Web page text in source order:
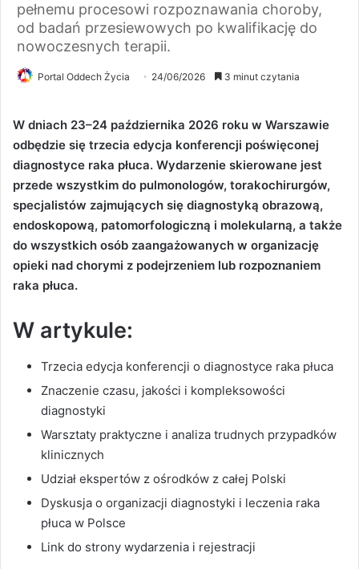
pełnemu procesowi rozpoznawania choroby,
od badań przesiewowych po kwalifikację do
nowoczesnych terapii.
Portal Oddech Życia 24/06/2026 3 minut czytania
W artykule:
Konferencja poświęcona
całej ścieżce
diagnostycznej raka
płuca
Warsztaty, wykłady i
trudne przypadki
diagnostyczne
Diagnostyka jako
leczenia
opieki nad chorymi na
raka płuca
Zaproszenie dla
pulmonologów,
torakochirurgów i
zainteresowanych
diagnostyką raka płuca
Miejsce i rejestracja
W dniach 23–24 października 2026 roku w Warszawie
odbędzie się trzecia edycja konferencji poświęconej
diagnostyce raka płuca. Wydarzenie skierowane jest
przede wszystkim do pulmonologów, torakochirurgów,
specjalistów zajmujących się diagnostyką obrazową,
endoskopową, patomorfologiczną i molekularną, a także
do wszystkich osób zaangażowanych w organizację
opieki nad chorymi z podejrzeniem lub rozpoznaniem
raka płuca.
W artykule:
Trzecia edycja konferencji o diagnostyce raka płuca
Znaczenie czasu, jakości i kompleksowości
diagnostyki
Warsztaty praktyczne i analiza trudnych przypadków
klinicznych
Udział ekspertów z ośrodków z całej Polski
Dyskusja o organizacji diagnostyki i leczenia raka
płuca w Polsce
Link do strony wydarzenia i rejestracji